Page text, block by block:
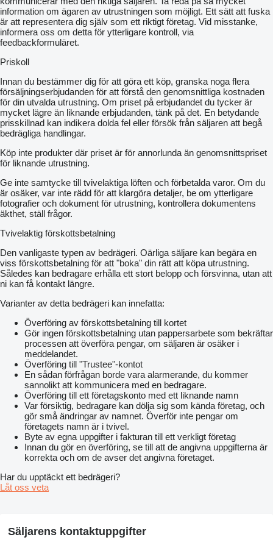
information om ägaren av utrustningen som möjligt. Ett sätt att fuska
är att representera dig själv som ett riktigt företag. Vid misstanke,
informera oss om detta för ytterligare kontroll, via
feedbackformuläret.
Priskoll
Innan du bestämmer dig för att göra ett köp, granska noga flera
försäljningserbjudanden för att förstå den genomsnittliga kostnaden
för din utvalda utrustning. Om priset på erbjudandet du tycker är
mycket lägre än liknande erbjudanden, tänk på det. En betydande
prisskillnad kan indikera dolda fel eller försök från säljaren att begå
bedrägliga handlingar.
Köp inte produkter där priset är för annorlunda än genomsnittspriset
för liknande utrustning.
Ge inte samtycke till tvivelaktiga löften och förbetalda varor. Om du
är osäker, var inte rädd för att klargöra detaljer, be om ytterligare
fotografier och dokument för utrustning, kontrollera dokumentens
äkthet, ställ frågor.
Tvivelaktig förskottsbetalning
Den vanligaste typen av bedrägeri. Oärliga säljare kan begära en
viss förskottsbetalning för att "boka" din rätt att köpa utrustning.
Således kan bedragare erhålla ett stort belopp och försvinna, utan att
ni kan få kontakt längre.
Varianter av detta bedrägeri kan innefatta:
Överföring av förskottsbetalning till kortet
Gör ingen förskottsbetalning utan pappersarbete som bekräftar
processen att överföra pengar, om säljaren är osäker i
meddelandet.
Överföring till "Trustee"-kontot
En sådan förfrågan borde vara alarmerande, du kommer
sannolikt att kommunicera med en bedragare.
Överföring till ett företagskonto med ett liknande namn
Var försiktig, bedragare kan dölja sig som kända företag, och
gör små ändringar av namnet. Överför inte pengar om
företagets namn är i tvivel.
Byte av egna uppgifter i fakturan till ett verkligt företag
Innan du gör en överföring, se till att de angivna uppgifterna är
korrekta och om de avser det angivna företaget.
Har du upptäckt ett bedrägeri?
Låt oss veta
Säljarens kontaktuppgifter